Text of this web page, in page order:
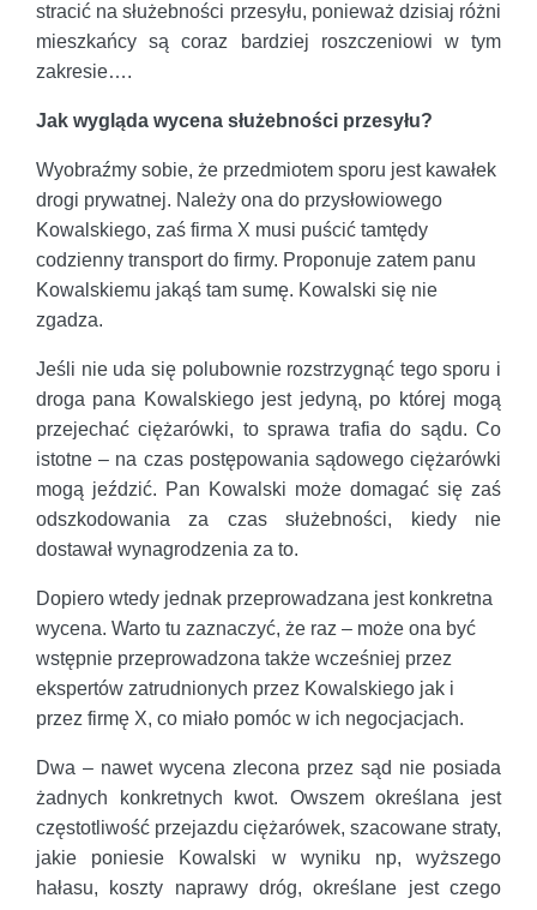
stracić na służebności przesyłu, ponieważ dzisiaj różni
mieszkańcy są coraz bardziej roszczeniowi w tym
zakresie….
Jak wygląda wycena służebności przesyłu?
Wyobraźmy sobie, że przedmiotem sporu jest kawałek
drogi prywatnej. Należy ona do przysłowiowego
Kowalskiego, zaś firma X musi puścić tamtędy
codzienny transport do firmy. Proponuje zatem panu
Kowalskiemu jakąś tam sumę. Kowalski się nie
zgadza.
Jeśli nie uda się polubownie rozstrzygnąć tego sporu i
droga pana Kowalskiego jest jedyną, po której mogą
przejechać ciężarówki, to sprawa trafia do sądu. Co
istotne – na czas postępowania sądowego ciężarówki
mogą jeździć. Pan Kowalski może domagać się zaś
odszkodowania za czas służebności, kiedy nie
dostawał wynagrodzenia za to.
Dopiero wtedy jednak przeprowadzana jest konkretna
wycena. Warto tu zaznaczyć, że raz – może ona być
wstępnie przeprowadzona także wcześniej przez
ekspertów zatrudnionych przez Kowalskiego jak i
przez firmę X, co miało pomóc w ich negocjacjach.
Dwa – nawet wycena zlecona przez sąd nie posiada
żadnych konkretnych kwot. Owszem określana jest
częstotliwość przejazdu ciężarówek, szacowane straty,
jakie poniesie Kowalski w wyniku np, wyższego
hałasu, koszty naprawy dróg, określane jest czego